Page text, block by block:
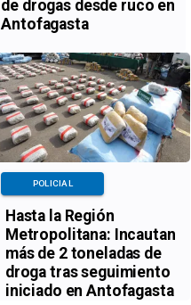
de drogas desde ruco en
Antofagasta
Hasta la Región
Metropolitana: Incautan
más de 2 toneladas de
droga tras seguimiento
iniciado en Antofagasta
POLICIAL